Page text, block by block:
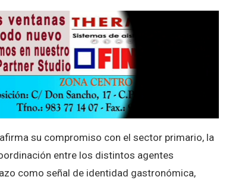
su compromiso con el sector primario, la
entre los distintos agentes
como señal de identidad gastronómica,